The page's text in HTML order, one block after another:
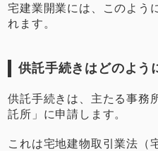
宅建業開業には、このよう
れます。
供託手続きはどのよう
供託手続きは、主たる事務
託所」に申請します。
これは宅地建物取引業法（